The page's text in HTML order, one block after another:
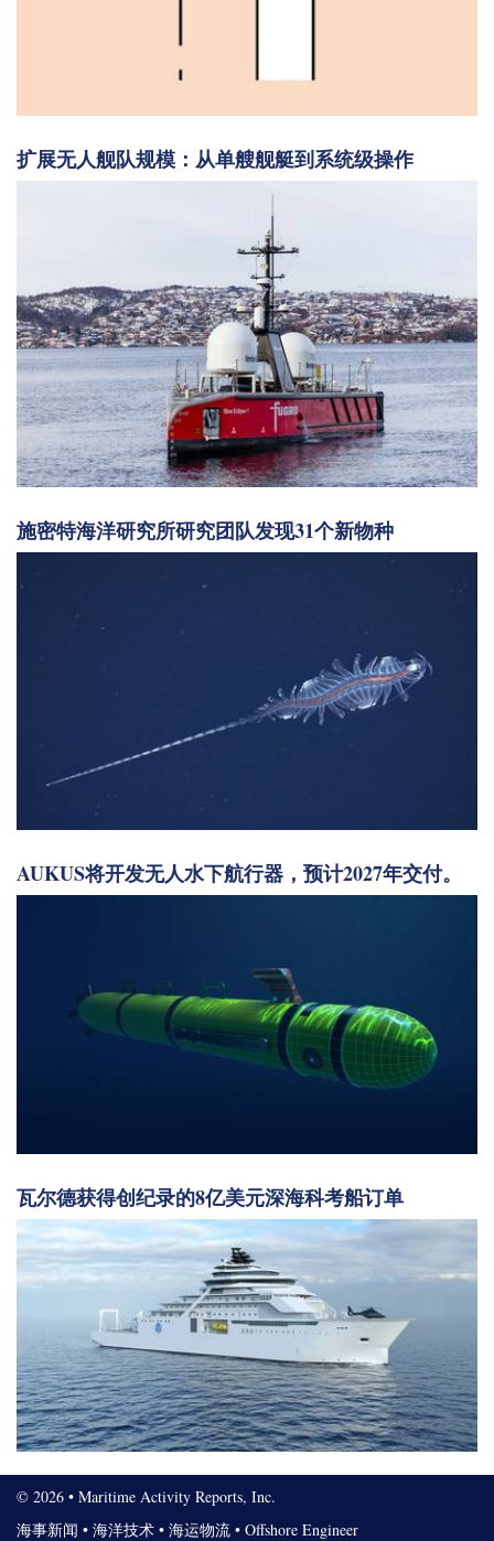
扩展无人舰队规模：从单艘舰艇到系统级操作
施密特海洋研究所研究团队发现31个新物种
AUKUS将开发无人水下航行器，预计2027年交付。
瓦尔德获得创纪录的8亿美元深海科考船订单
© 2026 • Maritime Activity Reports, Inc.
海事新闻 • 海洋技术 • 海运物流 • Offshore Engineer